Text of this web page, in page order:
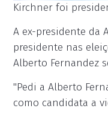
Kirchner foi
A ex-presidente da
presidente nas
Alberto Fernandez
"Pedi a Alberto
como candidata a